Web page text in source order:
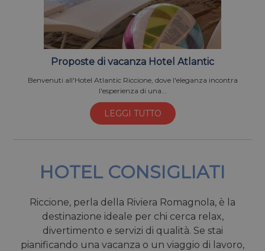
Proposte di vacanza Hotel Atlantic
Benvenuti all'Hotel Atlantic Riccione, dove l'eleganza incontra
l'esperienza di una...
LEGGI TUTTO
HOTEL CONSIGLIATI
Riccione, perla della Riviera Romagnola, è la
destinazione ideale per chi cerca relax,
divertimento e servizi di qualità. Se stai
pianificando una vacanza o un viaggio di lavoro,